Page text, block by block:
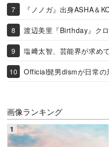
『ノノガ』出身ASHA＆
渡辺美里『Birthday』ク
塩﨑太智、芸能界が求め
Official髭男dismが日常の
画像ランキング